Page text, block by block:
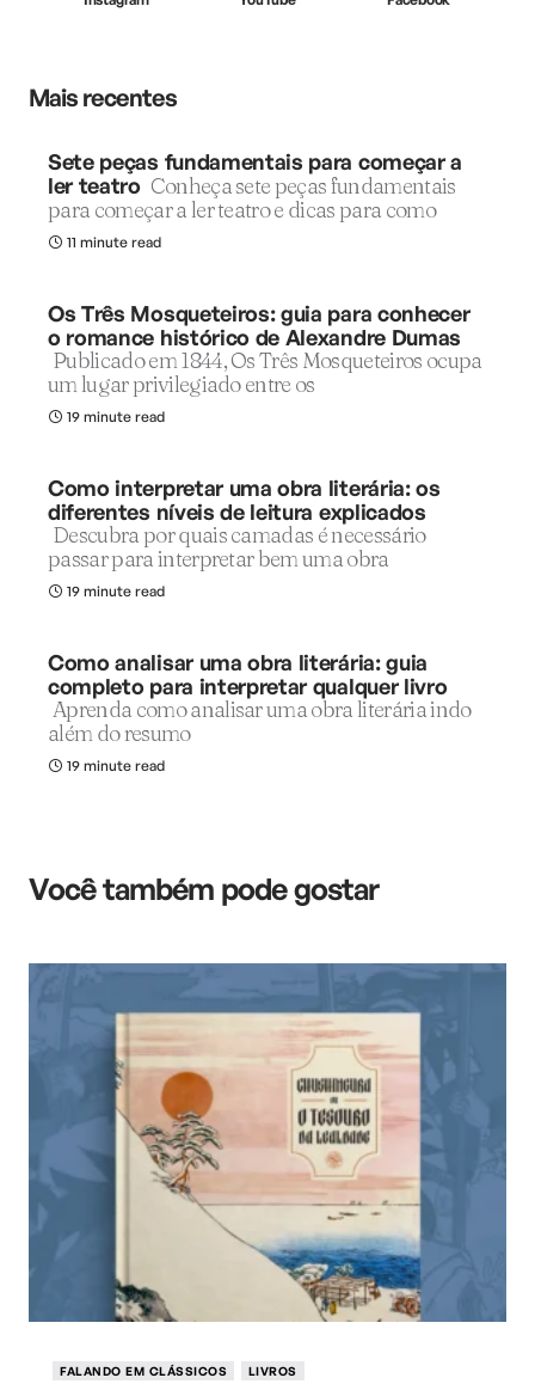
Mais recentes
Sete peças fundamentais para começar a
ler teatro Conheça sete peças fundamentais
para começar a ler teatro e dicas para como
11 minute read
Os Três Mosqueteiros: guia para conhecer
o romance histórico de Alexandre Dumas
Publicado em 1844, Os Três Mosqueteiros ocupa
um lugar privilegiado entre os
19 minute read
Como interpretar uma obra literária: os
diferentes níveis de leitura explicados
Descubra por quais camadas é necessário
passar para interpretar bem uma obra
19 minute read
Como analisar uma obra literária: guia
completo para interpretar qualquer livro
Aprenda como analisar uma obra literária indo
além do resumo
19 minute read
Você também pode gostar
FALANDO EM CLÁSSICOS LIVROS